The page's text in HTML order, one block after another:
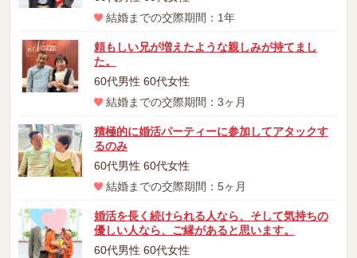
結婚までの交際期間：1年
頼もしい兄が増えたような親しみが持てまし
た。
60代男性 60代女性
結婚までの交際期間：3ヶ月
積極的に婚活パーティーに参加してアタックす
るのみ
60代男性 60代女性
結婚までの交際期間：5ヶ月
婚活を長く続けられる人なら、そして気持ちの
優しい人なら、ご縁があると思います。
60代男性 60代女性